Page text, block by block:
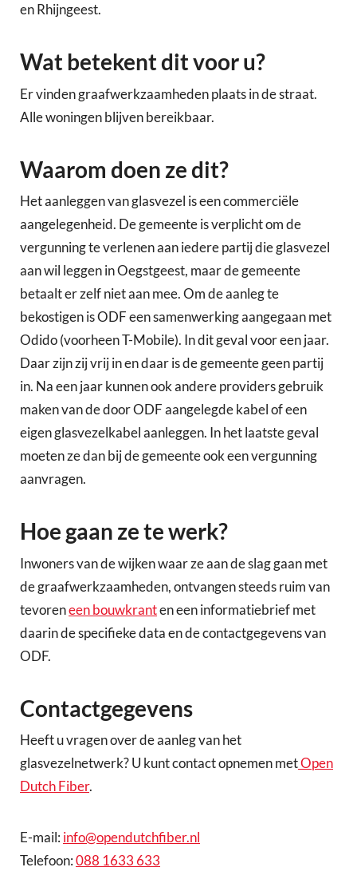
en Rhijngeest.
Wat betekent dit voor u?
Er vinden graafwerkzaamheden plaats in de straat.
Alle woningen blijven bereikbaar.
Waarom doen ze dit?
Het aanleggen van glasvezel is een commerciële
aangelegenheid. De gemeente is verplicht om de
vergunning te verlenen aan iedere partij die glasvezel
aan wil leggen in Oegstgeest, maar de gemeente
betaalt er zelf niet aan mee. Om de aanleg te
bekostigen is ODF een samenwerking aangegaan met
Odido (voorheen T-Mobile). In dit geval voor een jaar.
Daar zijn zij vrij in en daar is de gemeente geen partij
in. Na een jaar kunnen ook andere providers gebruik
maken van de door ODF aangelegde kabel of een
eigen glasvezelkabel aanleggen. In het laatste geval
moeten ze dan bij de gemeente ook een vergunning
aanvragen.
Hoe gaan ze te werk?
Inwoners van de wijken waar ze aan de slag gaan met
de graafwerkzaamheden, ontvangen steeds ruim van
tevoreneen bouwkranten een informatiebrief met
daarin de specifieke data en de contactgegevens van
ODF.
Contactgegevens
Heeft u vragen over de aanleg van het
glasvezelnetwerk? U kunt contact opnemen metOpen
Dutch Fiber.
E-mail: info@opendutchfiber.nl
Telefoon:088 1633 633